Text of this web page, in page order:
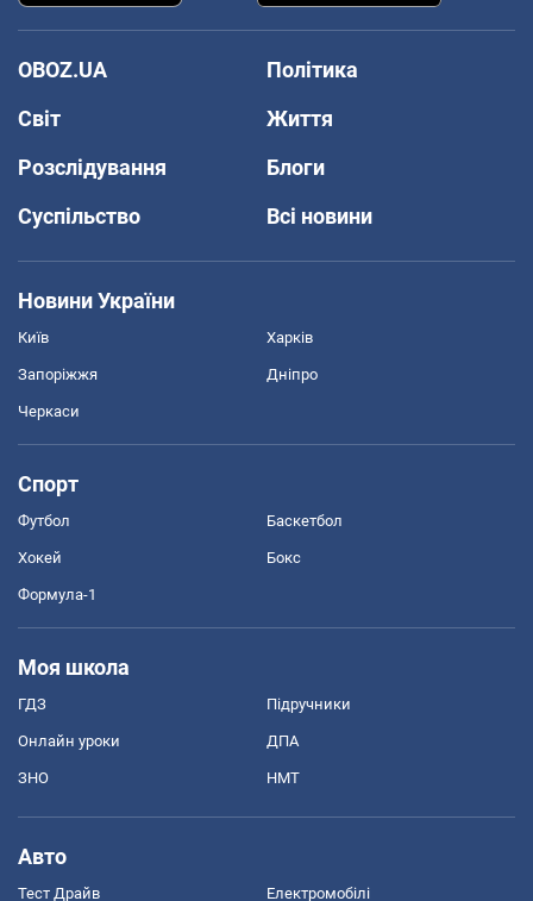
OBOZ.UA
Політика
Світ
Життя
Розслідування
Блоги
Суспільство
Всі новини
Новини України
Київ Харків
Запоріжжя Дніпро
Черкаси
Спорт
Футбол Баскетбол
Хокей Бокс
Формула-1
Моя школа
ГДЗ Підручники
Онлайн уроки ДПА
ЗНО НМТ
Авто
Тест Драйв Електромобілі